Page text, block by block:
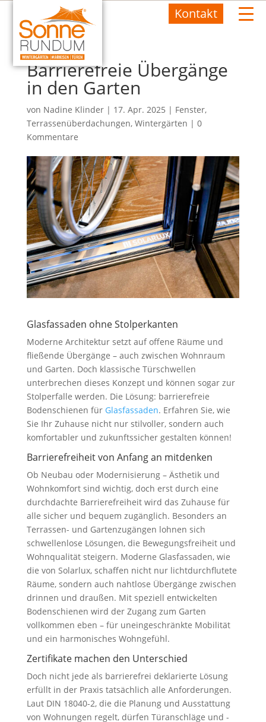
Kontakt
Barrierefreie Übergänge
in den Garten
von Nadine Klinder| 17. Apr. 2025 | Fenster,
Terrassenüberdachungen, Wintergärten | 0
Kommentare
Glasfassaden ohne Stolperkanten
Moderne Architektur setzt auf offene Räume und
fließende Übergänge – auch zwischen Wohnraum
und Garten. Doch klassische Türschwellen
unterbrechen dieses Konzept und können sogar zur
Stolperfalle werden. Die Lösung: barrierefreie
Bodenschienen für Glasfassaden. Erfahren Sie, wie
Sie Ihr Zuhause nicht nur stilvoller, sondern auch
komfortabler und zukunftssicher gestalten können!
Barrierefreiheit von Anfang an mitdenken
Ob Neubau oder Modernisierung – Ästhetik und
Wohnkomfort sind wichtig, doch erst durch eine
durchdachte Barrierefreiheit wird das Zuhause für
alle sicher und bequem zugänglich. Besonders an
Terrassen- und Gartenzugängen lohnen sich
schwellenlose Lösungen, die Bewegungsfreiheit und
Wohnqualität steigern. Moderne Glasfassaden, wie
die von Solarlux, schaffen nicht nur lichtdurchflutete
Räume, sondern auch nahtlose Übergänge zwischen
drinnen und draußen. Mit speziell entwickelten
Bodenschienen wird der Zugang zum Garten
vollkommen eben – für uneingeschränkte Mobilität
und ein harmonisches Wohngefühl.
Zertifikate machen den Unterschied
Doch nicht jede als barrierefrei deklarierte Lösung
erfüllt in der Praxis tatsächlich alle Anforderungen.
Laut DIN 18040-2, die die Planung und Ausstattung
von Wohnungen regelt, dürfen Türanschläge und -